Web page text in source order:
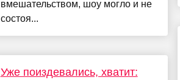
вмешательством, шоу могло и не
состоя...
Уже поиздевались, хватит: